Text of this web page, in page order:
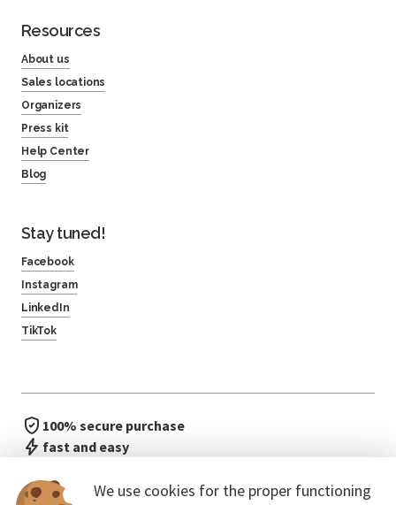
We use cookies for the proper functioning
Resources
About us
Sales locations
Organizers
Press kit
Help Center
Blog
Stay tuned!
Facebook
Instagram
LinkedIn
TikTok
100% secure purchase
fast and easy